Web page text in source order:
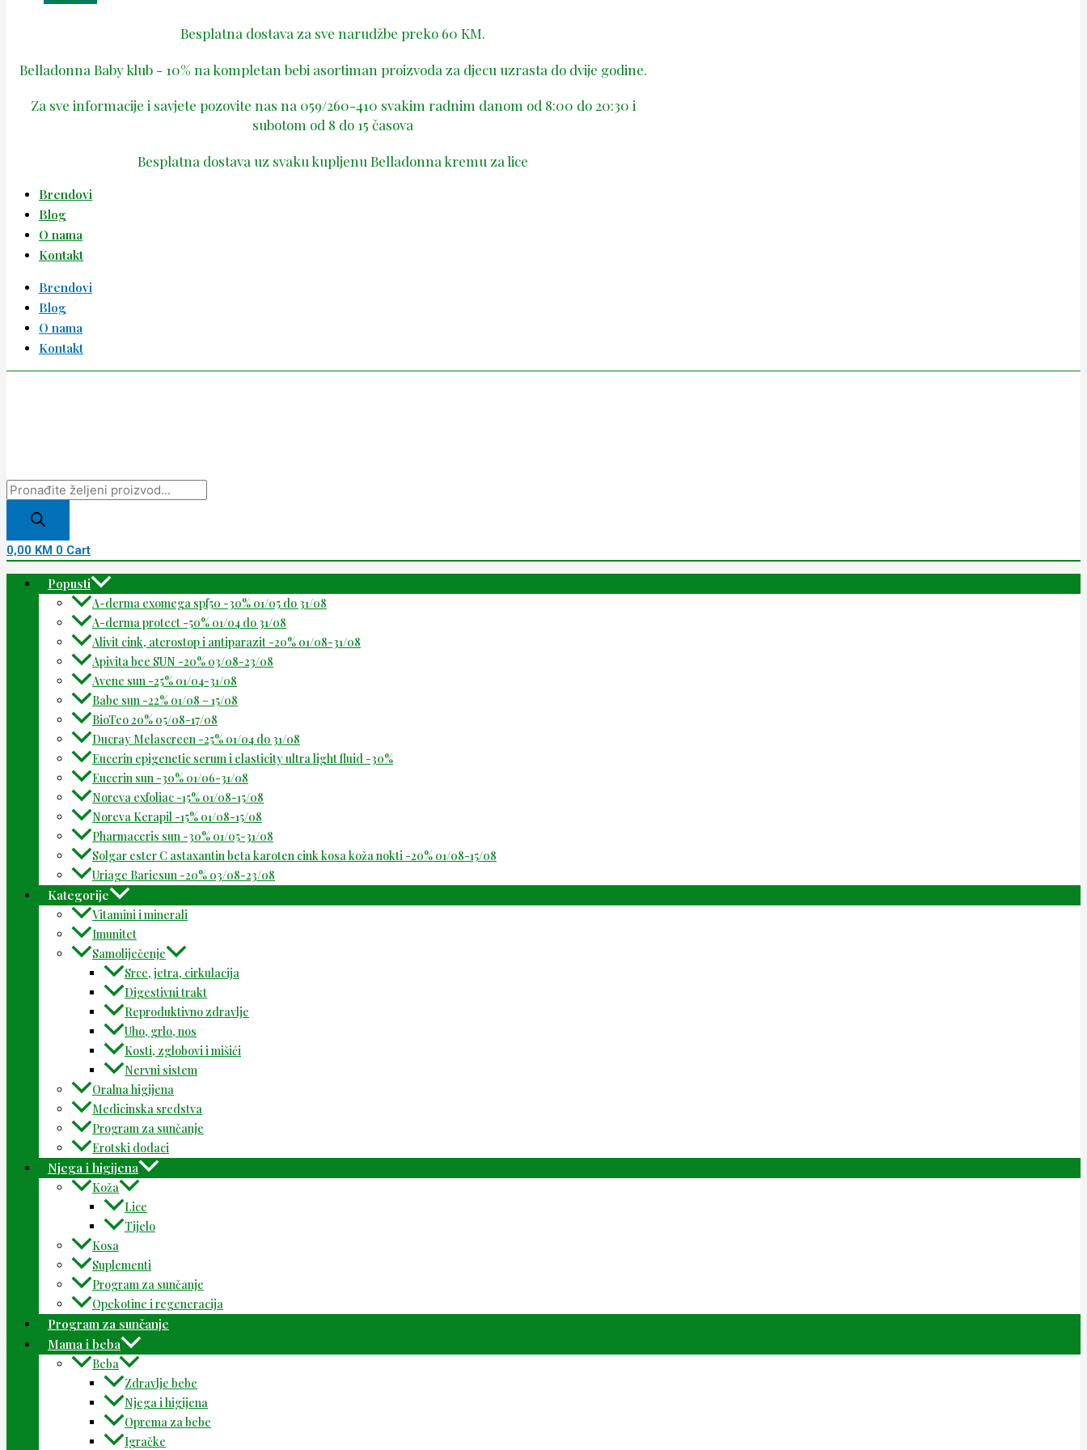
Besplatna dostava za sve narudžbe preko 60 KM.
Belladonna Baby klub - 10% na kompletan bebi asortiman proizvoda za djecu uzrasta do dvije godine.
Za sve informacije i savjete pozovite nas na 059/260-410 svakim radnim danom od 8:00 do 20:30 i
subotom od 8 do 15 časova
Besplatna dostava uz svaku kupljenu Belladonna kremu za lice
Brendovi
Blog
O nama
Kontakt
Brendovi
Blog
O nama
Kontakt
0,00 KM 0 Cart
Popusti
A-derma exomega spf50 -30% 01/05 do 31/08
A-derma protect -50% 01/04 do 31/08
Alivit cink, aterostop i antiparazit -20% 01/08-31/08
Apivita bee SUN -20% 03/08-23/08
Avene sun -25% 01/04-31/08
Babe sun -22% 01/08 – 15/08
BioTeo 20% 05/08-17/08
Ducray Melascreen -25% 01/04 do 31/08
Eucerin epigenetic serum i elasticity ultra light fluid -30%
Eucerin sun -30% 01/06-31/08
Noreva exfoliac -15% 01/08-15/08
Noreva Kerapil -15% 01/08-15/08
Pharmaceris sun -30% 01/05-31/08
Solgar ester C astaxantin beta karoten cink kosa koža nokti -20% 01/08-15/08
Uriage Bariesun -20% 03/08-23/08
Kategorije
Vitamini i minerali
Imunitet
Samoliječenje
Srce, jetra, cirkulacija
Digestivni trakt
Reproduktivno zdravlje
Uho, grlo, nos
Kosti, zglobovi i mišići
Nervni sistem
Oralna higijena
Medicinska sredstva
Program za sunčanje
Erotski dodaci
Njega i higijena
Koža
Lice
Tijelo
Kosa
Suplementi
Program za sunčanje
Opekotine i regeneracija
Program za sunčanje
Mama i beba
Beba
Zdravlje bebe
Njega i higijena
Oprema za bebe
Igračke